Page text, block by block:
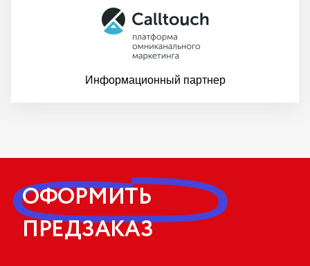
Информационный партнер
ОФОРМИТЬ
ПРЕДЗАКАЗ